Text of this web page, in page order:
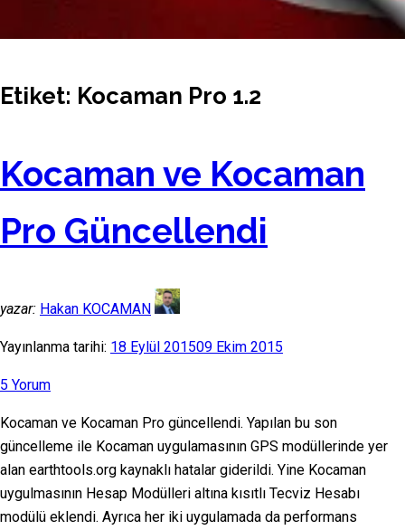
Etiket: Kocaman Pro 1.2
Kocaman ve Kocaman
Pro Güncellendi
yazar: Hakan KOCAMAN
Yayınlanma tarihi: 18 Eylül 201509 Ekim 2015
5 Yorum
Kocaman ve Kocaman Pro güncellendi. Yapılan bu son
güncelleme ile Kocaman uygulamasının GPS modüllerinde yer
alan earthtools.org kaynaklı hatalar giderildi. Yine Kocaman
uygulmasının Hesap Modülleri altına kısıtlı Tecviz Hesabı
modülü eklendi. Ayrıca her iki uygulamada da performans